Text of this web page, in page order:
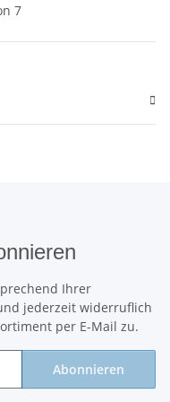
7
Ihrer
jederzeit widerruflich
per E-Mail zu.
Abonnieren